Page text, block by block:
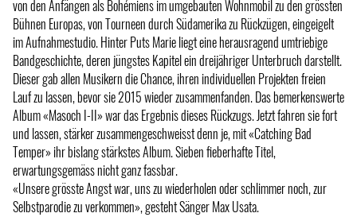
von den Anfängen als Bohémiens im umgebauten Wohnmobil zu den grössten
Bühnen Europas, von Tourneen durch Südamerika zu Rückzügen, eingeigelt
im Aufnahmestudio. Hinter Puts Marie liegt eine herausragend umtriebige
Bandgeschichte, deren jüngstes Kapitel ein dreijähriger Unterbruch darstellt.
Dieser gab allen Musikern die Chance, ihren individuellen Projekten freien
Lauf zu lassen, bevor sie 2015 wieder zusammenfanden. Das bemerkenswerte
Album «Masoch I-II» war das Ergebnis dieses Rückzugs. Jetzt fahren sie fort
und lassen, stärker zusammengeschweisst denn je, mit «Catching Bad
Temper» ihr bislang stärkstes Album. Sieben fieberhafte Titel,
erwartungsgemäss nicht ganz fassbar.
«Unsere grösste Angst war, uns zu wiederholen oder schlimmer noch, zur
Selbstparodie zu verkommen», gesteht Sänger Max Usata.